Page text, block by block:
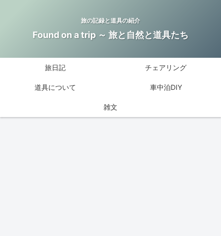
旅の記録と道具の紹介
Found on a trip ～ 旅と自然と道具たち
旅日記 チェアリング
道具について 車中泊DIY
雑文